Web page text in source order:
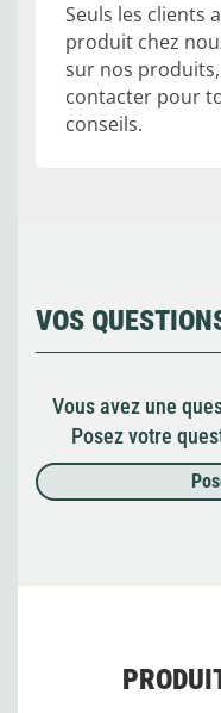
Seuls les clients
produit chez
sur nos
contacter pour
conseils.
VOS
Vous avez une
Posez votre